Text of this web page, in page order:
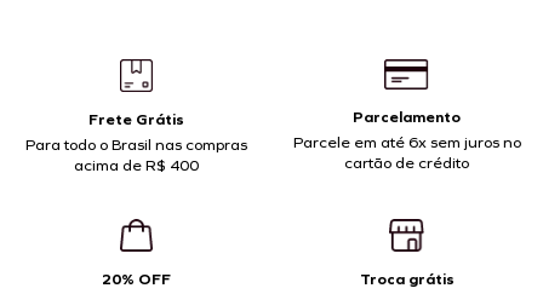
Frete Grátis
Para todo o Brasil nas compras
acima de R$ 400
Parcelamento
Parcele em até 6x sem juros no
cartão de crédito
20% OFF
Troca grátis